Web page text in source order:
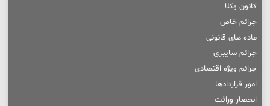
کانون وکلا
جرائم خاص
ماده های قانونی
جرائم سایبری
جرائم ویژه اقتصادی
امور قراردادها
انحصار وراثت